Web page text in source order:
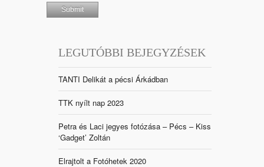
LEGUTÓBBI BEJEGYZÉSEK
TANTI Delikát a pécsi Árkádban
TTK nyílt nap 2023
Petra és Laci jegyes fotózása – Pécs – Kiss
‘Gadget’ Zoltán
Elrajtolt a Fotóhetek 2020